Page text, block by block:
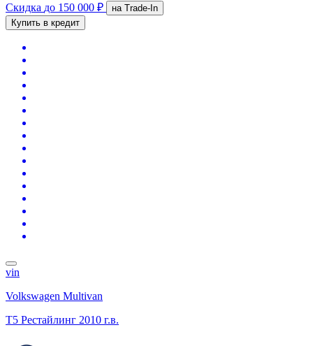
Скидка до 150 000 ₽
на Trade-In
Купить в кредит
vin
Volkswagen Multivan
T5 Рестайлинг 2010 г.в.